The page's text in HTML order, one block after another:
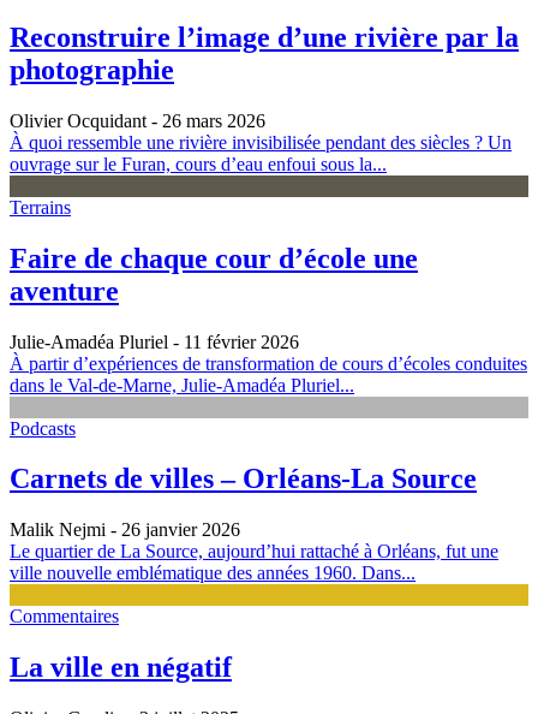
Reconstruire l’image d’une rivière par la
photographie
Olivier Ocquidant - 26 mars 2026
À quoi ressemble une rivière invisibilisée pendant des siècles ? Un
ouvrage sur le Furan, cours d’eau enfoui sous la...
Terrains
Faire de chaque cour d’école une
aventure
Julie-Amadéa Pluriel - 11 février 2026
À partir d’expériences de transformation de cours d’écoles conduites
dans le Val-de-Marne, Julie-Amadéa Pluriel...
Podcasts
Carnets de villes – Orléans‑La Source
Malik Nejmi - 26 janvier 2026
Le quartier de La Source, aujourd’hui rattaché à Orléans, fut une
ville nouvelle emblématique des années 1960. Dans...
Commentaires
La ville en négatif